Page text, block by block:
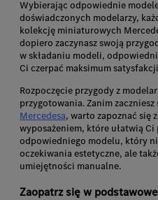
Wybierając odpowiednie
doświadczonych modelarzy,
kolekcję miniaturowych
dopiero zaczynasz swoją
w składaniu modeli,
Ci czerpać maksimum
Rozpoczęcie przygody z
przygotowania. Zanim zaczniesz
Mercedesa, warto zapoznać się
wyposażeniem, które ułatwią
odpowiedniego modelu, który
oczekiwania estetyczne, ale
umiejętności manualne.
Zaopatrz się w